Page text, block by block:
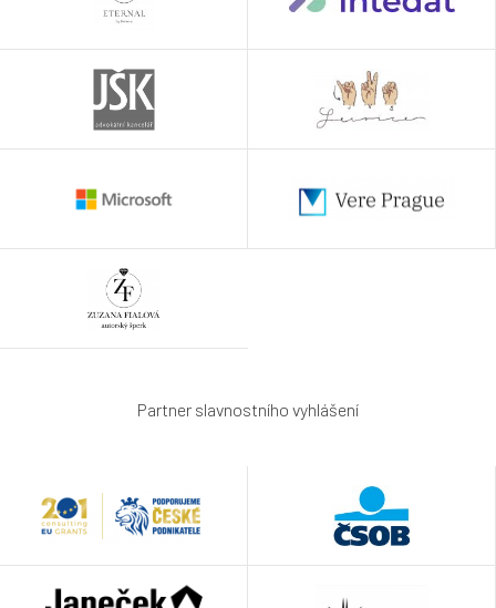
Partner slavnostního vyhlášení